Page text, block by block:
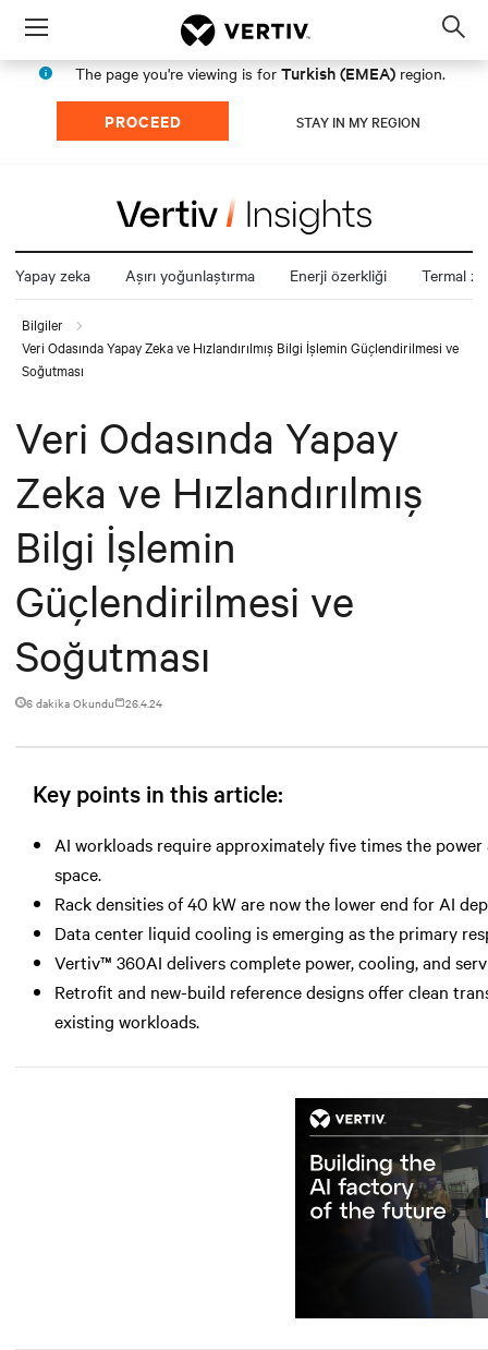
Menu
The page you're viewing is for Turkish (EMEA) region.
PROCEED STAY IN MY REGION
Yapay zeka Aşırı yoğunlaştırma Enerji özerkliği Termal
Bilgiler
Veri Odasında Yapay Zeka ve Hızlandırılmış Bilgi İşlemin Güçlendirilmesi ve
Soğutması
Veri Odasında Yapay
Zeka ve Hızlandırılmış
Bilgi İşlemin
Güçlendirilmesi ve
Soğutması
6 dakika Okundu 26.4.24
Key points in this article:
AI workloads require approximately five times the
space.
Rack densities of 40 kW are now the lower end for AI
Data center liquid cooling is emerging as the primary
Vertiv™ 360AI delivers complete power, cooling, and
Retrofit and new-build reference designs offer clean
existing workloads.